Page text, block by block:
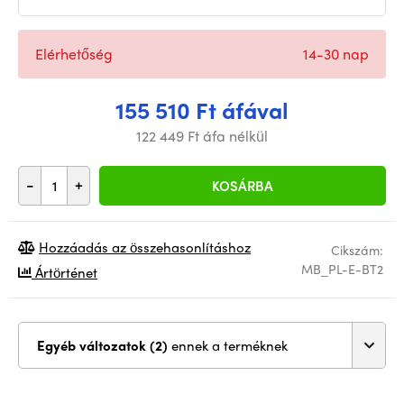
155 510 Ft áfával
122 449 Ft áfa nélkül
- + KOSÁRBA
Elérhetőség 14-30 nap
Cikszám:
MB_PL-E-BT2
Hozzáadás az összehasonlításhoz
Ártörténet
Egyéb változatok (2) ennek a terméknek